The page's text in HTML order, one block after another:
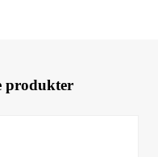
produkter